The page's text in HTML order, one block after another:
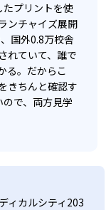
プリントを使
ンチャイズ展開
国外0.8万校舎
れていて、誰で
る。だからこ
きちんと確認す
で、両方見学
ィカルシティ203